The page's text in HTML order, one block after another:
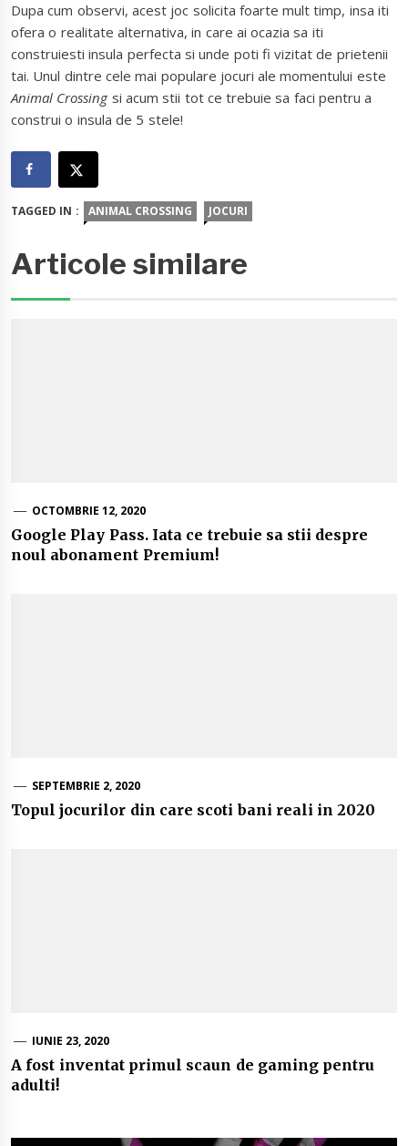
Dupa cum observi, acest joc solicita foarte mult timp, insa iti
ofera o realitate alternativa, in care ai ocazia sa iti
construiesti insula perfecta si unde poti fi vizitat de prietenii
tai. Unul dintre cele mai populare jocuri ale momentului este
Animal Crossingsi acum stii tot ce trebuie sa faci pentru a
construi o insula de 5 stele!
TAGGED IN : ANIMAL CROSSING JOCURI
Articole similare
OCTOMBRIE 12, 2020
Google Play Pass. Iata ce trebuie sa stii despre
noul abonament Premium!
SEPTEMBRIE 2, 2020
Topul jocurilor din care scoti bani reali in 2020
IUNIE 23, 2020
A fost inventat primul scaun de gaming pentru
adulti!
Navigare